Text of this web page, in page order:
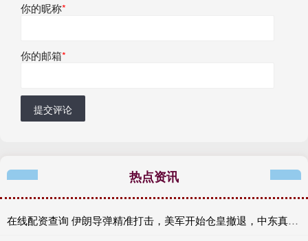
你的昵称*
你的邮箱*
提交评论
热点资讯
在线配资查询 伊朗导弹精准打击，美军开始仓皇撤退，中东真正的控局者浮出水面